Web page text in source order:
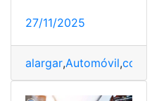
27/11/2025
alargar,Automóvil,costos